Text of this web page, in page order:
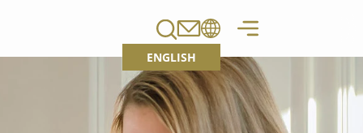
ENGLISH